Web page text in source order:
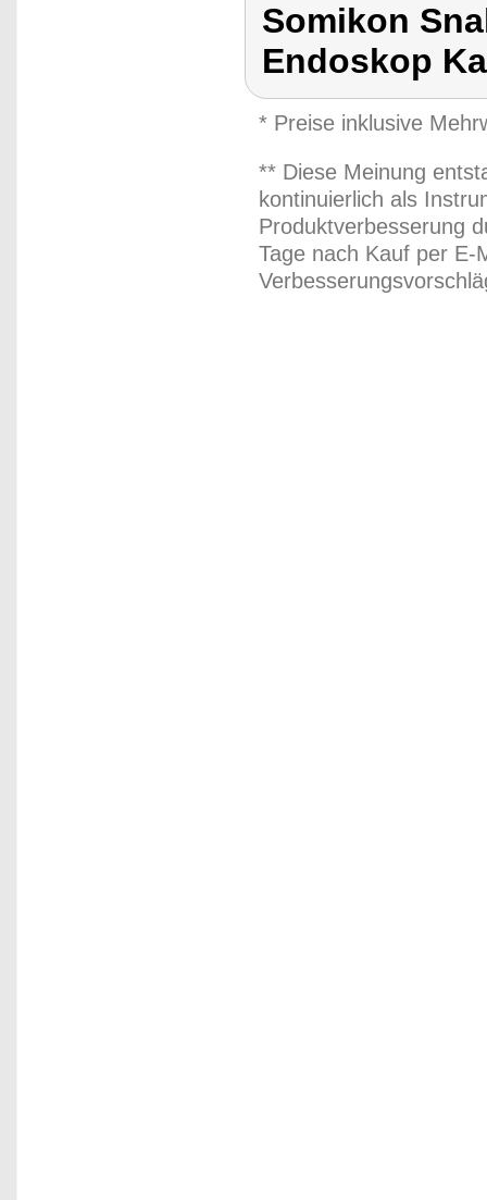
Somikon
Endoskop
* Preise inklusive
** Diese Meinung
kontinuierlich als
Produktverbesserung
Tage nach Kauf per E-